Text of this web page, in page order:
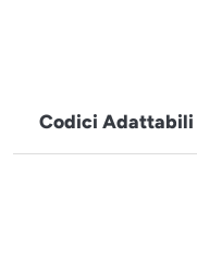
Codici Adattabili